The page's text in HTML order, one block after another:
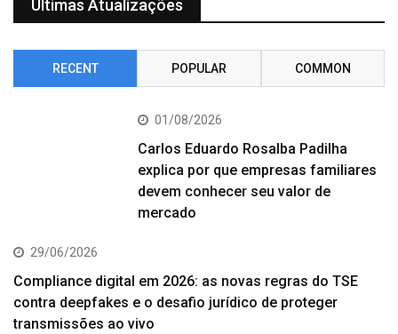
Últimas Atualizações
RECENT POPULAR COMMON
01/08/2026
Carlos Eduardo Rosalba Padilha
explica por que empresas familiares
devem conhecer seu valor de
mercado
29/06/2026
Compliance digital em 2026: as novas regras do TSE
contra deepfakes e o desafio jurídico de proteger
transmissões ao vivo